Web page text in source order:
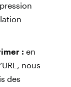
: en
nous
des